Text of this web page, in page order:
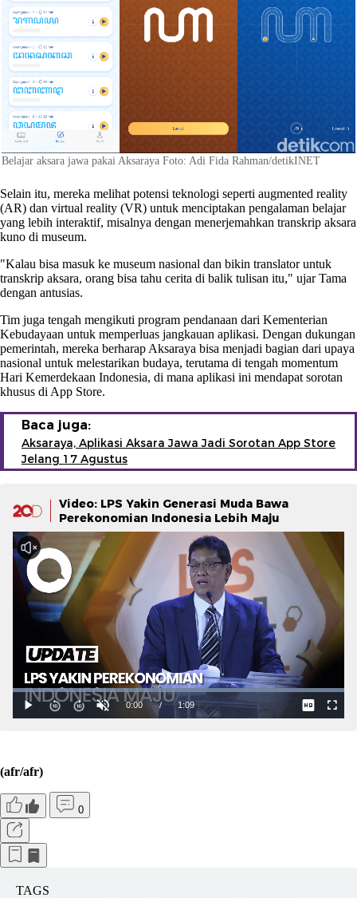
Belajar aksara jawa pakai Aksaraya Foto: Adi Fida Rahman/detikINET
Selain itu, mereka melihat potensi teknologi seperti augmented reality
(AR) dan virtual reality (VR) untuk menciptakan pengalaman belajar
yang lebih interaktif, misalnya dengan menerjemahkan transkrip aksara
kuno di museum.
"Kalau bisa masuk ke museum nasional dan bikin translator untuk
transkrip aksara, orang bisa tahu cerita di balik tulisan itu," ujar Tama
dengan antusias.
Tim juga tengah mengikuti program pendanaan dari Kementerian
Kebudayaan untuk memperluas jangkauan aplikasi. Dengan dukungan
pemerintah, mereka berharap Aksaraya bisa menjadi bagian dari upaya
nasional untuk melestarikan budaya, terutama di tengah momentum
Hari Kemerdekaan Indonesia, di mana aplikasi ini mendapat sorotan
khusus di App Store.
Baca juga:
Aksaraya, Aplikasi Aksara Jawa Jadi Sorotan App Store
Jelang 17 Agustus
Video: LPS Yakin Generasi Muda Bawa
Perekonomian Indonesia Lebih Maju
(afr/afr)
0
TAGS